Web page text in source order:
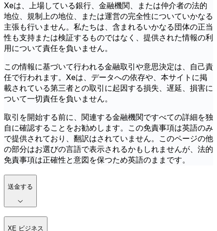
Xeは、上場している銀行、金融機関、または仲介者の法的
地位、規制上の地位、または運営の完全性についていかなる
主張も行いません。私たちは、含まれるいかなる団体の正当
性も支持または検証するものではなく、提供された情報の利
用について責任を負いません。
この情報に基づいて行われる金融取引や意思決定は、自己責
任で行われます。Xeは、データへの依存や、本サイトに掲
載されている第三者との取引に起因する損失、遅延、損害に
ついて一切責任を負いません。
取引を開始する前に、関連する金融機関ですべての詳細を独
自に確認することをお勧めします。この免責事項は英語のみ
で提供されており、翻訳はされていません。このページの他
の部分はお選びの言語で表示されるかもしれませんが、法的
免責事項は正確性と意図を保つため英語のままです。
送金する
XE ビジネス